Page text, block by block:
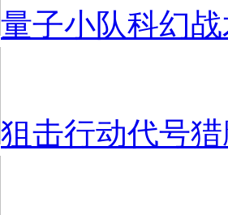
量子小队科幻
狙击行动代号